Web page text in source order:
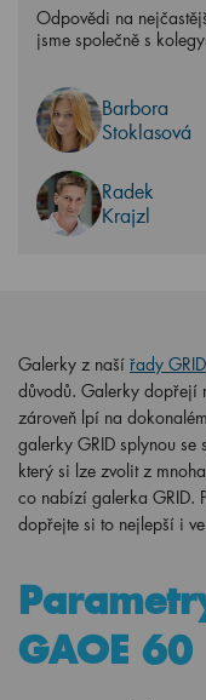
Odpovědi na
jsme společně s
Barbora
Stoklasová
Radek
Krajzl
Galerky z naší řady GRID
důvodů. Galerky dopřejí
zároveň lpí na
galerky GRID splynou
který si lze zvolit z
co nabízí galerka GRID.
dopřejte si to nejlepší i
GAOE 60